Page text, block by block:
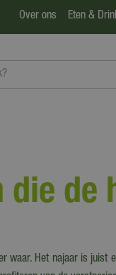
Over ons Eten &
de
waar. Het najaar is juist